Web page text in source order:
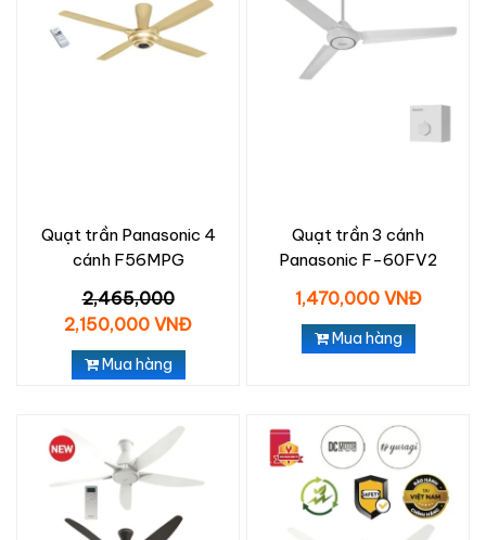
Quạt trần Panasonic 4
cánh F56MPG
2,465,000
2,150,000 VNĐ
Mua hàng
Quạt trần 3 cánh
Panasonic F-60FV2
1,470,000 VNĐ
Mua hàng